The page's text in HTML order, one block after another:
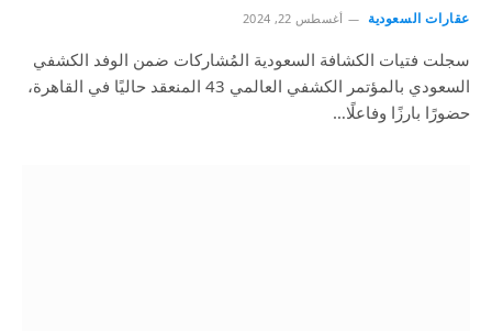
عقارات السعودية أغسطس 22, 2024
سجلت فتيات الكشافة السعودية المُشاركات ضمن الوفد الكشفي
السعودي بالمؤتمر الكشفي العالمي 43 المنعقد حاليًا في القاهرة،
حضورًا بارزًا وفاعلًا…